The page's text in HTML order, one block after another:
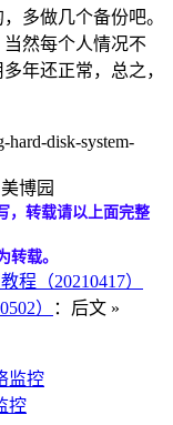
多做几个备份吧。
然每个人情况不
年还正常，总之，
hard-disk-system-
博园
，转载请以上面完整
转载。
程（20210417）
）
：后文 »
控